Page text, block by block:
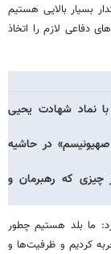
بسیار بالایی هستیم
دفاعی لازم را اتخاذ
نماد شهادت یحیی
صهیونیسم» در حاشیه
که رهبرمان و
ما بلد هستیم چطور
تجربه کردیم و ظرفیت‌ها و